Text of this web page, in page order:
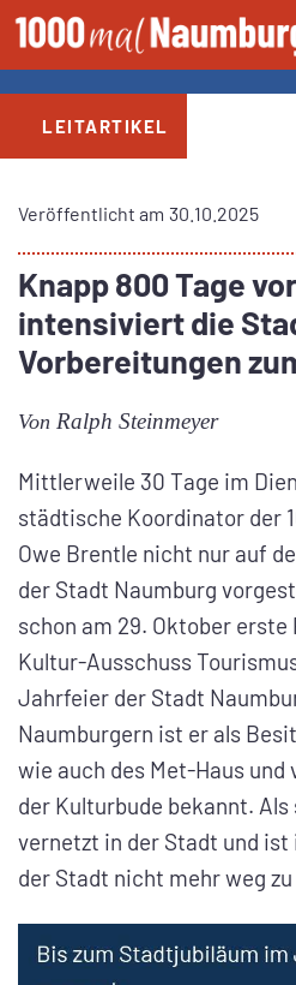
Zum
Inhalt
springen
LEITARTIKEL
Veröffentlicht am 30.10.2025
Knapp 800 Tage
intensiviert die
Vorbereitungen
Von Ralph Steinmeyer
Mittlerweile 30 Tage im
städtische Koordinator der
Owe Brentle nicht nur auf
der Stadt Naumburg
schon am 29. Oktober erste
Kultur-Ausschuss
Jahrfeier der Stadt
Naumburgern ist er als
wie auch des Met-Haus und
der Kulturbude bekannt.
vernetzt in der Stadt und
der Stadt nicht mehr weg